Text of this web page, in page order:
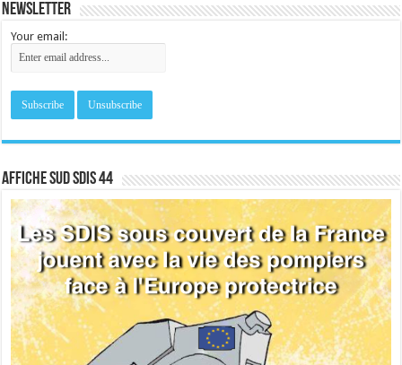
Newsletter
Your email:
Affiche sud SDIS 44